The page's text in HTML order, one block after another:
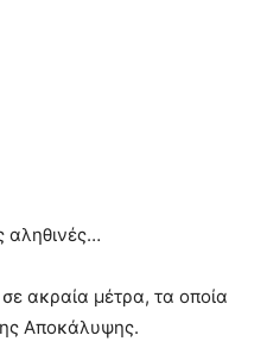
αληθινές…
ακραία μέτρα, τα οποία
Αποκάλυψης.